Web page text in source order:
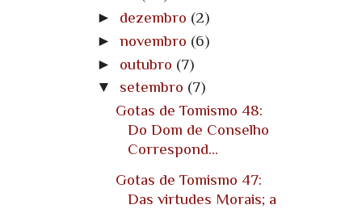
► dezembro (2)
► novembro (6)
► outubro (7)
▼ setembro (7)
Gotas de Tomismo 48:
Do Dom de Conselho
Correspond...
Gotas de Tomismo 47:
Das virtudes Morais; a